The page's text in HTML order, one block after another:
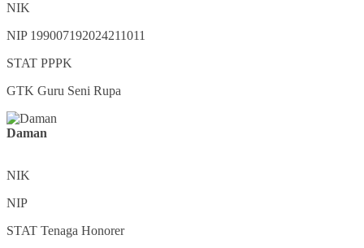
NIK
NIP 199007192024211011
STAT PPPK
GTK Guru Seni Rupa
Daman
NIK
NIP
STAT Tenaga Honorer